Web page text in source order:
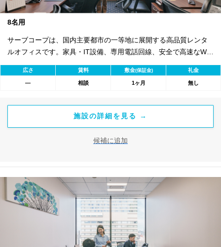
8名用
サーブコープは、国内主要都市の一等地に展開する高品質レンタ
ルオフィスです。家具・IT設備、専用電話回線、安全で高速なWi-
Fiを完備。バイリンガル秘書・受付サービス付きで即日ビジネス開
始が可能。初期費用を抑え、会議室やコワーキングスペースも利
用可能。最短1ヶ月から契約でき、柔軟な働き方に対応します。
広さ 賃料 敷金(保証金) 礼金
― 相談 1ヶ月 無し
施設の詳細を見る →
候補に追加